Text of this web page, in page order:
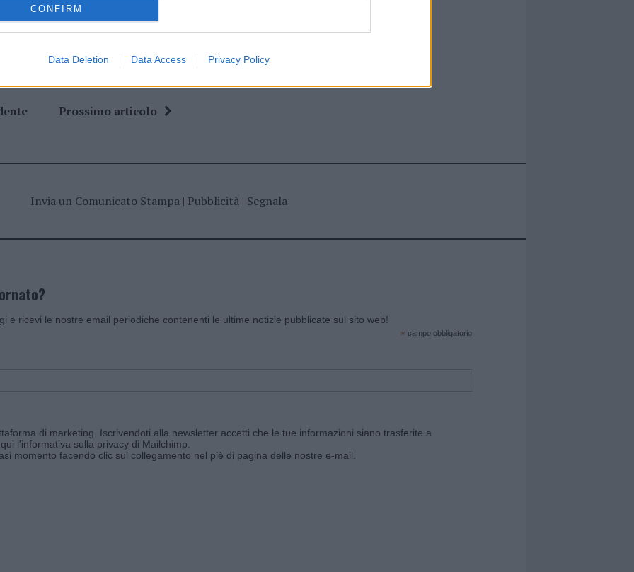
CONFIRM
Data Deletion Data Access Privacy Policy
Prossimo articolo
Invia un Comunicato Stampa| Pubblicità| Segnala
e ricevi le nostre email periodiche contenenti le ultime notizie pubblicate sul sito web!
* campo obbligatorio
di marketing. Iscrivendoti alla newsletter accetti che le tue informazioni siano trasferite a
l'informativa sulla privacy di Mailchimp
momento facendo clic sul collegamento nel piè di pagina delle nostre e-mail.